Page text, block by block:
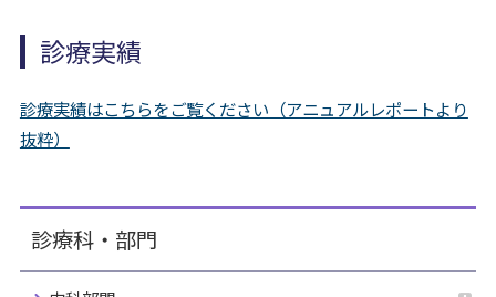
診療実績
診療実績はこちらをご覧ください（アニュアルレポートより
抜粋）
診療科・部門